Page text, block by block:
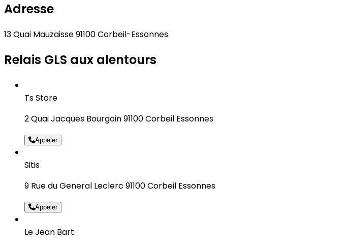
Adresse
13 Quai Mauzaisse 91100 Corbeil-Essonnes
Relais GLS aux alentours
Ts Store
2 Quai Jacques Bourgoin 91100 Corbeil Essonnes
Appeler
Sitis
9 Rue du General Leclerc 91100 Corbeil Essonnes
Appeler
Le Jean Bart